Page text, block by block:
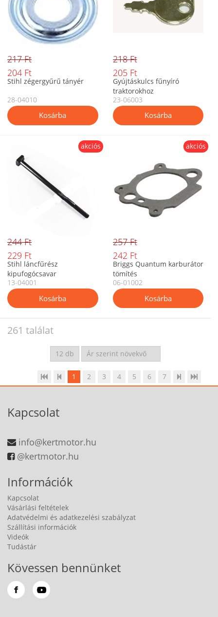
217 Ft
204 Ft
Stihl zégergyűrű tányér
28-04010
218 Ft
205 Ft
Gyújtáskulcs fűnyíró
traktorokhoz
23-06003
akciós
244 Ft
229 Ft
Stihl láncfűrész
kipufogócsavar
13-04001
akciós
257 Ft
242 Ft
Briggs Quantum karburátor
tömítés
06-01002
261 találat
1 2 3 4 5 6 7
Kapcsolat
info@kertmotor.hu
@kertmotor.hu
Információk
Kapcsolat
Vásárlási feltételek
Adatvédelmi és adatkezelési szabályzat
Szállítási információk
Videók
Tudástár
Kövessen bennünket